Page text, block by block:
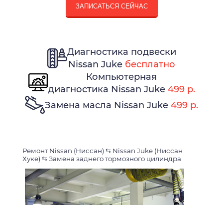
ЗАПИСАТЬСЯ СЕЙЧАС
Диагностика подвески
Nissan Juke бесплатно
Компьютерная
диагностика Nissan Juke 499 р.
Замена масла Nissan Juke 499 р.
Ремонт Nissan (Ниссан) ⇆ Nissan Juke (Ниссан
Хуке) ⇆Замена заднего тормозного цилиндра